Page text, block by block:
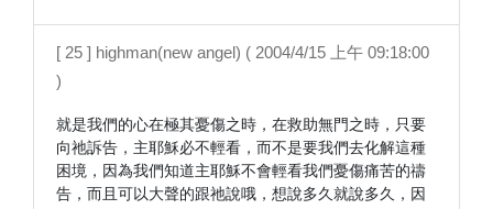
[ 25 ] highman(new angel) ( 2004/4/15 上午 09:18:00
)
就是我們的心在極其憂傷之時，在救助無門之時，只要
向祂訴告，主耶穌必不輕看，而不是要我們去化解這種
困境，因為我們知道主耶穌不會輕看我們憂傷痛苦的禱
告，而且可以大聲的跟祂說哦，想說多久就說多久，因